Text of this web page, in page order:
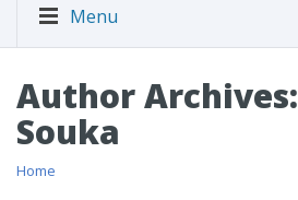
Menu
Author Archives:
Souka
Home